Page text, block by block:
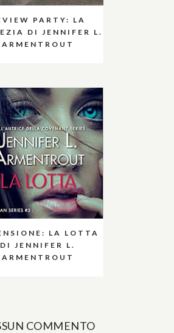
PARTY: LA
DI JENNIFER L.
ARMENTROUT
LA LOTTA
DI JENNIFER L.
ARMENTROUT
COMMENTO